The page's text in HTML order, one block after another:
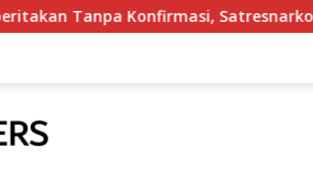
Satresnarkoba Polres Cimahi dan